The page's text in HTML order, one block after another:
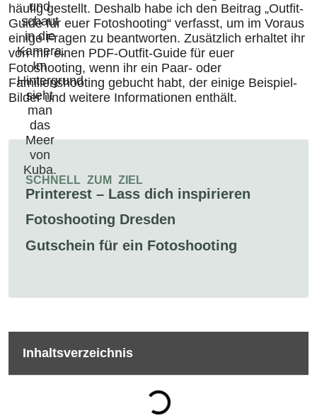
häufig gestellt. Deshalb habe ich den Beitrag „Outfit-
Guide für euer Fotoshooting“ verfasst, um im Voraus
einige Fragen zu beantworten. Zusätzlich erhaltet ihr
von mir einen PDF-Outfit-Guide für euer
Fotoshooting, wenn ihr ein Paar- oder
Familienshooting gebucht habt, der einige Beispiel-
Bilder und weitere Informationen enthält.
SCHNELL ZUM ZIEL
Printerest – Lass dich inspirieren
Fotoshooting Dresden
Gutschein für ein Fotoshooting
Inhaltsverzeichnis